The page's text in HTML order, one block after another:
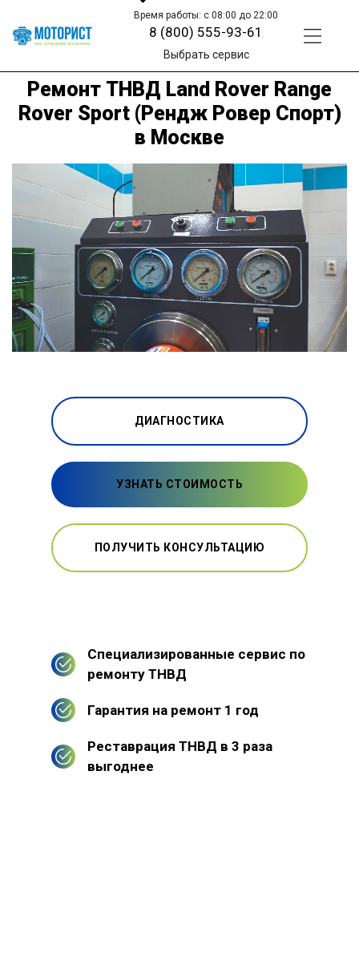
Время работы: с 08:00 до 22:00
8 (800) 555-93-61
Выбрать сервис
Ремонт ТНВД Land Rover Range
Rover Sport (Рендж Ровер Спорт)
в Москве
ДИАГНОСТИКА
УЗНАТЬ СТОИМОСТЬ
ПОЛУЧИТЬ КОНСУЛЬТАЦИЮ
Специализированные сервис по
ремонту ТНВД
Гарантия на ремонт 1 год
Реставрация ТНВД в 3 раза
выгоднее